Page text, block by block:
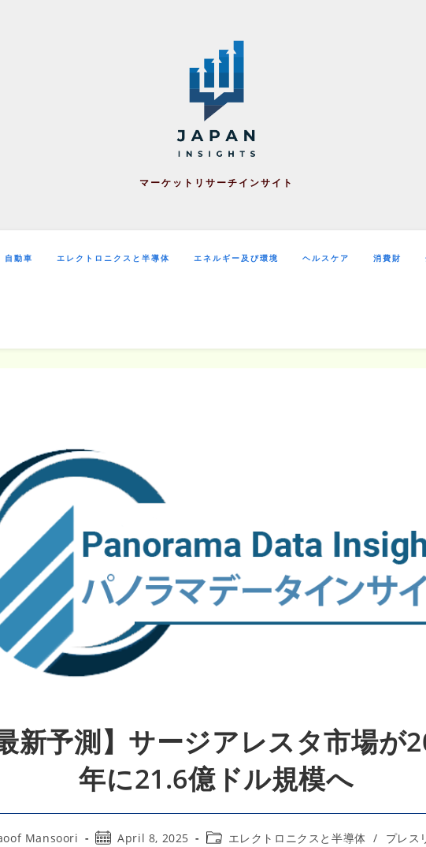
マーケットリサーチインサイト
自動車 エレクトロニクスと半導体 エネルギー及び環境 ヘルスケア 消費財
最新予測】サージアレスタ市場が
年に21.6億ドル規模へ
Mansoori
PostApril 8, 2025
Post エレクトロニクスと半導体 / プレス